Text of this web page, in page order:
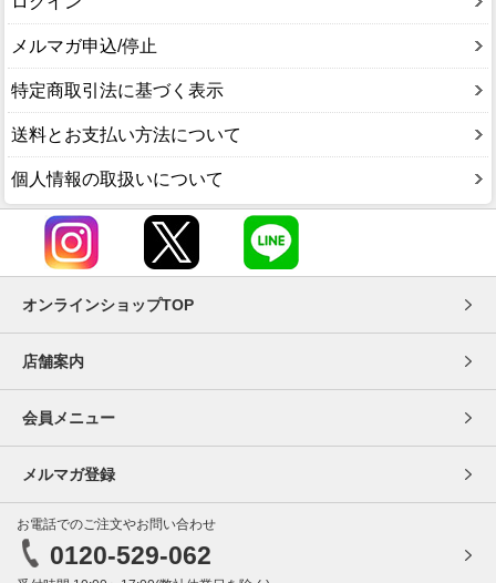
メルマガ申込/停止
特定商取引法に基づく表示
送料とお支払い方法について
個人情報の取扱いについて
オンラインショップTOP
店舗案内
会員メニュー
メルマガ登録
お電話でのご注文やお問い合わせ
0120-529-062